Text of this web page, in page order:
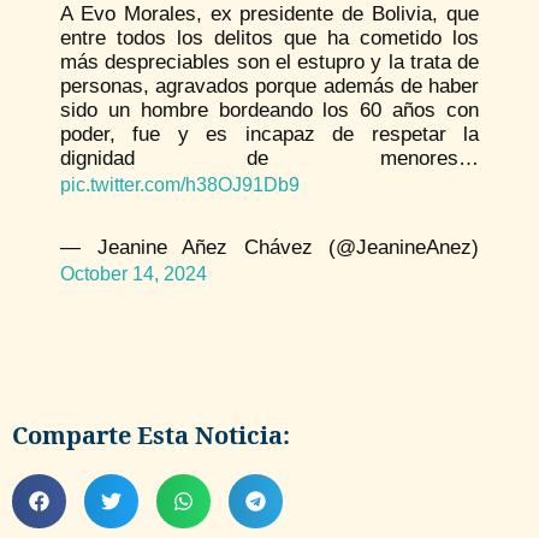
A Evo Morales, ex presidente de Bolivia, que
entre todos los delitos que ha cometido los
más despreciables son el estupro y la trata de
personas, agravados porque además de haber
sido un hombre bordeando los 60 años con
poder, fue y es incapaz de respetar la
dignidad de menores…
pic.twitter.com/h38OJ91Db9
— Jeanine Añez Chávez (@JeanineAnez)
October 14, 2024
Comparte Esta Noticia: